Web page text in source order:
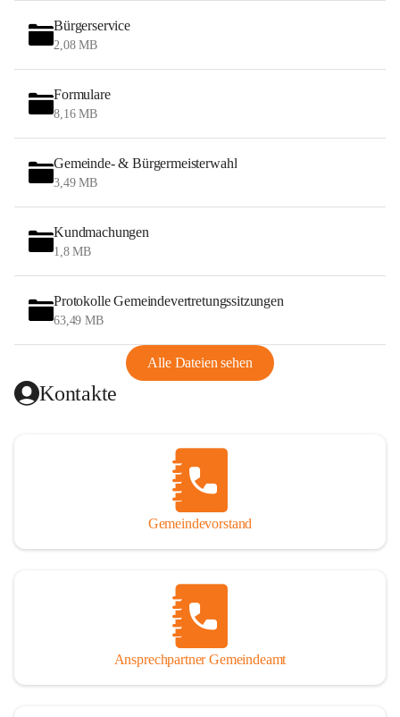
Bürgerservice
2,08 MB
Formulare
8,16 MB
Gemeinde- & Bürgermeisterwahl
3,49 MB
Kundmachungen
1,8 MB
Protokolle Gemeindevertretungssitzungen
63,49 MB
Alle Dateien sehen
Kontakte
Gemeindevorstand
Ansprechpartner Gemeindeamt